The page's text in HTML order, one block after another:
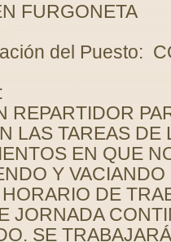
FURGONETA
del Puesto:
REPARTIDOR
LAS TAREAS DE
EN QUE
Y
DE
JORNADA
SE